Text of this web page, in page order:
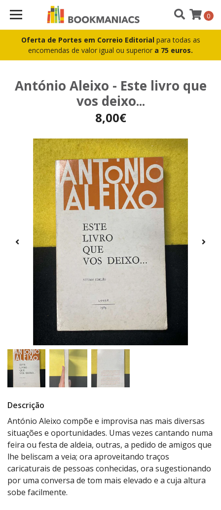
Oferta de Portes em Correio Editorial para todas as
encomendas de valor igual ou superior a 75 euros.
0
António Aleixo - Este livro que
vos deixo...
8,00€
Descrição
António Aleixo compõe e improvisa nas mais diversas
situações e oportunidades. Umas vezes cantando numa
feira ou festa de aldeia, outras, a pedido de amigos que
lhe beliscam a veia; ora aproveitando traços
caricaturais de pessoas conhecidas, ora sugestionando
por uma conversa de tom mais elevado e a cuja altura
sobe facilmente.